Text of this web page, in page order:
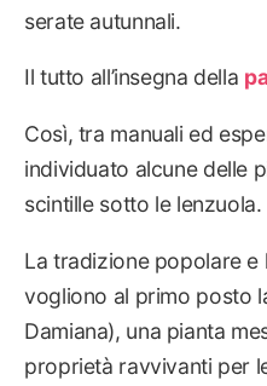
serate autunnali.
Il tutto all’insegna della
Così, tra manuali ed
individuato alcune delle
scintille sotto le lenzuola.
La tradizione popolare
vogliono al primo posto
Damiana), una pianta
proprietà ravvivanti per